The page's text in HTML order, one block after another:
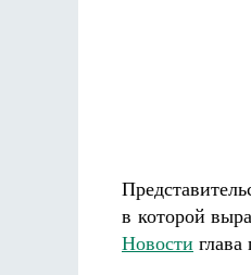
в которой
Новости